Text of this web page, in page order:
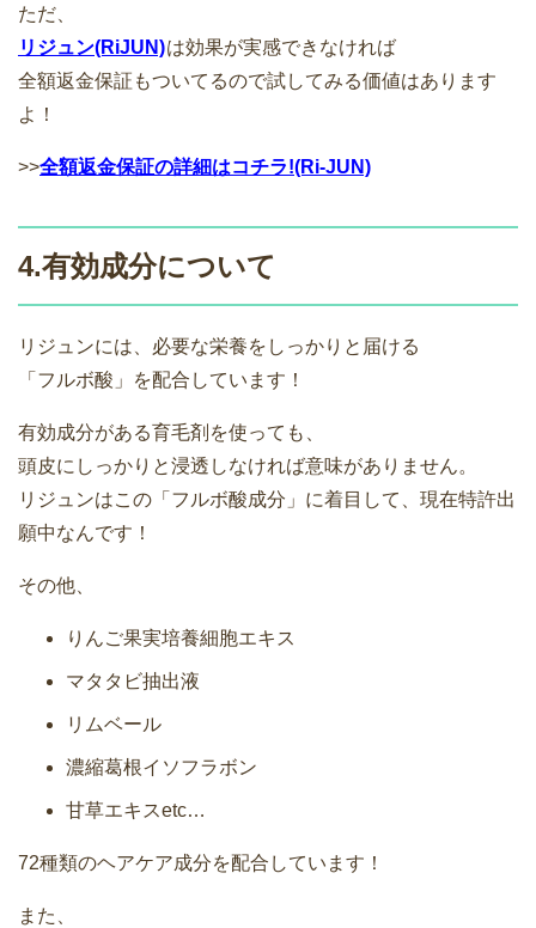
ただ、
リジュン(RiJUN)は効果が実感できなければ
全額返金保証もついてるので試してみる価値はあります
よ！
>>全額返金保証の詳細はコチラ!(Ri-JUN)
4.有効成分について
リジュンには、必要な栄養をしっかりと届ける
「フルボ酸」を配合しています！
有効成分がある育毛剤を使っても、
頭皮にしっかりと浸透しなければ意味がありません。
リジュンはこの「フルボ酸成分」に着目して、現在特許出
願中なんです！
その他、
りんご果実培養細胞エキス
マタタビ抽出液
リムベール
濃縮葛根イソフラボン
甘草エキスetc…
72種類のヘアケア成分を配合しています！
また、